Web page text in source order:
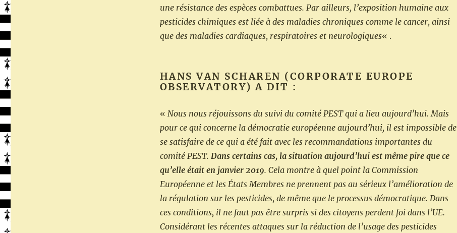
une résistance des espèces combattues. Par ailleurs, l’exposition humaine aux
pesticides chimiques est liée à des maladies chroniques comme le cancer, ainsi
que des maladies cardiaques, respiratoires et neurologiques« .
HANS VAN SCHAREN (CORPORATE EUROPE
OBSERVATORY) A DIT :
« Nous nous réjouissons du suivi du comité PEST qui a lieu aujourd’hui. Mais
pour ce qui concerne la démocratie européenne aujourd’hui, il est impossible de
se satisfaire de ce qui a été fait avec les recommandations importantes du
comité PEST. Dans certains cas, la situation aujourd’hui est même pire que ce
qu’elle était en janvier 2019. Cela montre à quel point la Commission
Européenne et les États Membres ne prennent pas au sérieux l’amélioration de
la régulation sur les pesticides, de même que le processus démocratique. Dans
ces conditions, il ne faut pas être surpris si des citoyens perdent foi dans l’UE.
Considérant les récentes attaques sur la réduction de l’usage des pesticides